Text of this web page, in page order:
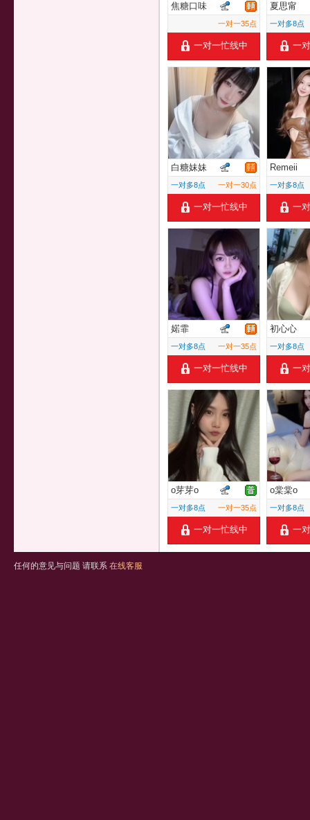
焦糖口味
一对一35点
一对一忙线中
夏思甯
一对多8点
一
白糖妹妹
一对多8点 一对一30点
一对一忙线中
Remeii
一对多8点
一
婼霏
一对多8点 一对一35点
一对一忙线中
初心心
一对多8点
一
o芽芽o
一对多8点 一对一35点
一对一忙线中
o棠棠o
一对多8点
一
任何的意见与问题 请联系 在线客服